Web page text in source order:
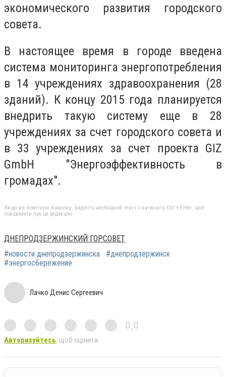
экономического развития городского
совета.
В настоящее время в городе введена
система мониторинга энергопотребления
в 14 учреждениях здравоохранения (28
зданий). К концу 2015 года планируется
внедрить такую ​​систему еще в 28
учреждениях за счет городского совета и
в 33 учреждениях за счет проекта GIZ
GmbH "Энергоэффективность в
громадах".
Якщо ви помітили помилку, виділіть необхідний текст і натисніть Ctrl + Enter, щоб
повідомити про це редакцію
ДНЕПРОДЗЕРЖИНСКИЙ ГОРСОВЕТ
#новости днепродзержинска
#днепродзержинск
#энергосбережение
Лачко Денис Сергеевич
0,0
Авторизуйтесь, щоб оцінити